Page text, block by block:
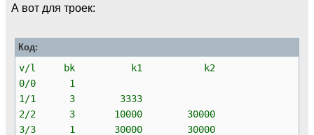
А вот для троек:
Код:
v/l bk k1 k2
0/0 1
1/1 3 3333
2/2 3 10000 30000
3/3 1 30000 30000